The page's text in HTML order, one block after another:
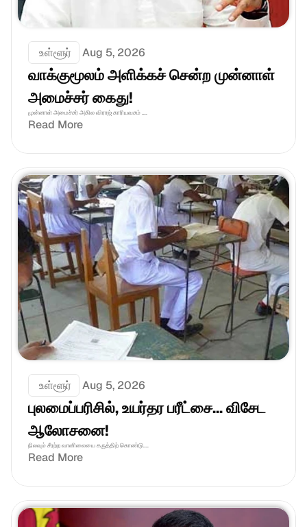
உள்ளூர் Aug 5, 2026
வாக்குமூலம் அளிக்கச் சென்ற முன்னாள்
அமைச்சர் கைது!
முன்னாள் அமைச்சர் அகில விராஜ் காரியவசம் ....
Read More
உள்ளூர் Aug 5, 2026
புலமைப்பரிசில், உயர்தர பரீட்சை... விசேட
ஆலோசனை!
நிலவும் சீரற்ற வானிலையை கருத்திற் கொண்டு....
Read More